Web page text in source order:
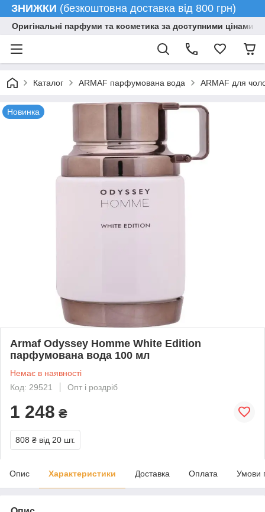
ЗНИЖКИ (безкоштовна доставка від 800 грн)
Оригінальні парфуми та косметика за доступними цінами
Каталог ARMAF парфумована вода ARMAF для
Новинка
Armaf Odyssey Homme White Edition
парфумована вода 100 мл
Немає в наявності
Код: 29521
Опт і роздріб
1 248 ₴
808 ₴ від 20 шт.
Опис Характеристики Доставка Оплата Умови